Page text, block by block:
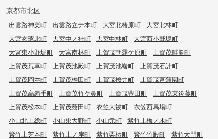
京都市北区
出雲路神楽町 出雲路立テ本町 大宮北椿原町
大宮北林町
大宮玄琢北町
大宮中ノ社町 大宮中林町
大宮西小野堀町
大宮東小野堀町
大宮南林町 上賀茂朝露ケ原町
上賀茂畔勝町
上賀茂荒草町
上賀茂池殿町 上賀茂池端町
上賀茂石計町
上賀茂岡本町
上賀茂榊田町 上賀茂桜井町
上賀茂菖蒲園町
上賀茂高縄手町
上賀茂竹ケ鼻町 上賀茂豊田町
上賀茂東後藤町
上賀茂松本町
上賀茂薮田町 衣笠大祓町
衣笠西馬場町
小山北上総町
小山東大野町 小山元町
紫竹上梅ノ木町
紫竹上芝本町
紫竹上ノ岸町 紫竹栗栖町 紫竹竹殿町
紫竹大門町